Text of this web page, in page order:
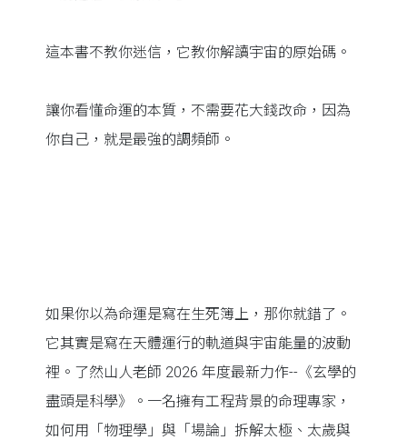
這本書不教你迷信，它教你解讀宇宙的原始碼。
讓你看懂命運的本質，不需要花大錢改命，因為
你自己，就是最強的調頻師。
如果你以為命運是寫在生死簿上，那你就錯了。
它其實是寫在天體運行的軌道與宇宙能量的波動
裡。了然山人老師 2026 年度最新力作--《玄學的
盡頭是科學》。一名擁有工程背景的命理專家，
如何用「物理學」與「場論」拆解太極、太歲與